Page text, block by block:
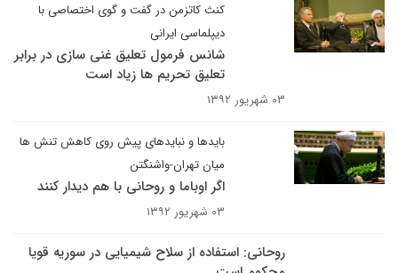
کنث کاتزمن در گفت و گوی اختصاصی با
دیپلماسی ایرانی
شانس فرمول تعلیق غنی سازی در برابر
تعلیق تحریم ها زیاد است
۰۳ شهریور ۱۳۹۲
بایدها و نبایدهای پیش روی کاهش تنش ها
میان تهران-واشنگتن
اگر اوباما و روحانی با هم دیدار کنند
۰۳ شهریور ۱۳۹۲
روحانی: استفاده از سلاح شیمیایی در سوریه قویا